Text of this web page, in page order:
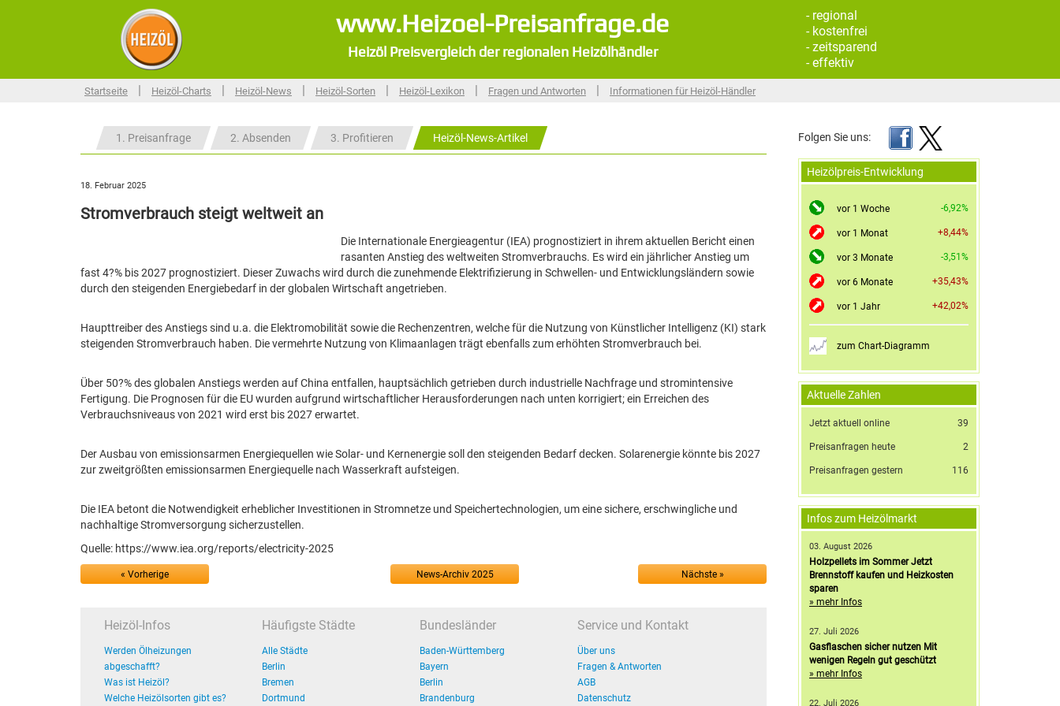
www.Heizoel-Preisanfrage.de
Heizöl Preisvergleich der regionalen Heizölhändler
- regional
- kostenfrei
- zeitsparend
- effektiv
Startseite | Heizöl-Charts | Heizöl-News | Heizöl-Sorten | Heizöl-Lexikon | Fragen und Antworten | Informationen für Heizöl-Händler
1. Preisanfrage 2. Absenden 3. Profitieren Heizöl-News-Artikel
18. Februar 2025
Stromverbrauch steigt weltweit an
Die Internationale Energieagentur (IEA) prognostiziert in ihrem aktuellen Bericht einen
rasanten Anstieg des weltweiten Stromverbrauchs. Es wird ein jährlicher Anstieg um
fast 4?% bis 2027 prognostiziert. Dieser Zuwachs wird durch die zunehmende Elektrifizierung in Schwellen- und Entwicklungsländern sowie
durch den steigenden Energiebedarf in der globalen Wirtschaft angetrieben.
Haupttreiber des Anstiegs sind u.a. die Elektromobilität sowie die Rechenzentren, welche für die Nutzung von Künstlicher Intelligenz (KI) stark
steigenden Stromverbrauch haben. Die vermehrte Nutzung von Klimaanlagen trägt ebenfalls zum erhöhten Stromverbrauch bei.
Über 50?% des globalen Anstiegs werden auf China entfallen, hauptsächlich getrieben durch industrielle Nachfrage und stromintensive
Fertigung. Die Prognosen für die EU wurden aufgrund wirtschaftlicher Herausforderungen nach unten korrigiert; ein Erreichen des
Verbrauchsniveaus von 2021 wird erst bis 2027 erwartet.
Der Ausbau von emissionsarmen Energiequellen wie Solar- und Kernenergie soll den steigenden Bedarf decken. Solarenergie könnte bis 2027
zur zweitgrößten emissionsarmen Energiequelle nach Wasserkraft aufsteigen.
Die IEA betont die Notwendigkeit erheblicher Investitionen in Stromnetze und Speichertechnologien, um eine sichere, erschwingliche und
nachhaltige Stromversorgung sicherzustellen.
Quelle: https://www.iea.org/reports/electricity-2025
« Vorherige News-Archiv 2025 Nächste »
Folgen Sie uns:
Heizölpreis-Entwicklung
vor 1 Woche -6,92%
vor 1 Monat +8,44%
vor 3 Monate -3,51%
vor 6 Monate +35,43%
vor 1 Jahr +42,02%
zum Chart-Diagramm
Aktuelle Zahlen
Jetzt aktuell online 39
Preisanfragen heute 2
Preisanfragen gestern 116
Infos zum Heizölmarkt
03. August 2026
Holzpellets im Sommer Jetzt
Brennstoff kaufen und Heizkosten
sparen
» mehr Infos
27. Juli 2026
Gasflaschen sicher nutzen Mit
wenigen Regeln gut geschützt
» mehr Infos
22. Juli 2026
Heizöl-Infos
Werden Ölheizungen
abgeschafft?
Was ist Heizöl?
Welche Heizölsorten gibt es?
Häufigste Städte
Alle Städte
Berlin
Bremen
Dortmund
Bundesländer
Baden-Württemberg
Bayern
Berlin
Brandenburg
Service und Kontakt
Über uns
Fragen & Antworten
AGB
Datenschutz